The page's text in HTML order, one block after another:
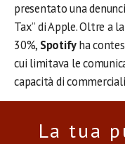
presentato una
Tax” di Apple. Oltre a
30%, Spotifyha
cui limitava le
capacità di
La tua